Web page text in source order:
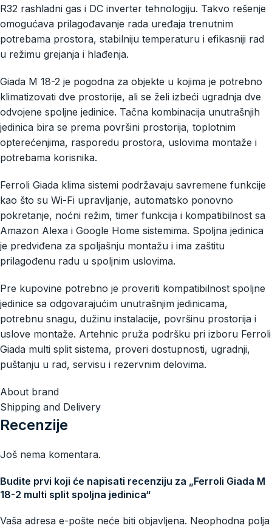
R32 rashladni gas i DC inverter tehnologiju. Takvo rešenje
omogućava prilagođavanje rada uređaja trenutnim
potrebama prostora, stabilniju temperaturu i efikasniji rad
u režimu grejanja i hlađenja.
Giada M 18-2 je pogodna za objekte u kojima je potrebno
klimatizovati dve prostorije, ali se želi izbeći ugradnja dve
odvojene spoljne jedinice. Tačna kombinacija unutrašnjih
jedinica bira se prema površini prostorija, toplotnim
opterećenjima, rasporedu prostora, uslovima montaže i
potrebama korisnika.
Ferroli Giada klima sistemi podržavaju savremene funkcije
kao što su Wi-Fi upravljanje, automatsko ponovno
pokretanje, noćni režim, timer funkcija i kompatibilnost sa
Amazon Alexa i Google Home sistemima. Spoljna jedinica
je predviđena za spoljašnju montažu i ima zaštitu
prilagođenu radu u spoljnim uslovima.
Pre kupovine potrebno je proveriti kompatibilnost spoljne
jedinice sa odgovarajućim unutrašnjim jedinicama,
potrebnu snagu, dužinu instalacije, površinu prostorija i
uslove montaže. Artehnic pruža podršku pri izboru Ferroli
Giada multi split sistema, proveri dostupnosti, ugradnji,
puštanju u rad, servisu i rezervnim delovima.
About brand
Shipping and Delivery
Recenzije
Još nema komentara.
Budite prvi koji će napisati recenziju za „Ferroli Giada M
18-2 multi split spoljna jedinica“
Vaša adresa e-pošte neće biti objavljena. Neophodna polja